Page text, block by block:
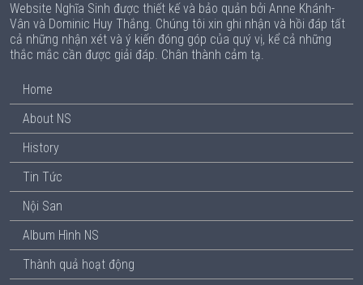
Website Nghĩa Sinh được thiết kế và bảo quản bởi Anne Khánh-
Vân và Dominic Huy Thắng. Chúng tôi xin ghi nhận và hồi đáp tất
cả những nhận xét và ý kiến đóng góp của quý vị, kể cả những
thắc mắc cần được giải đáp. Chân thành cảm tạ.
Home
About NS
History
Tin Tức
Nội San
Album Hình NS
Thành quả hoạt động